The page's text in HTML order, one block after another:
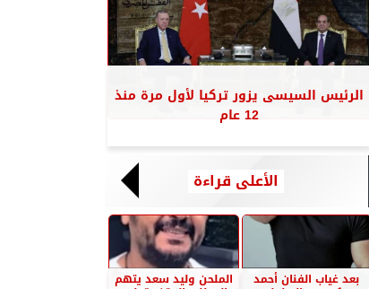
الرئيس السيسى يزور تركيا لأول مرة منذ
12 عام
الأعلى قراءة
بعد غياب الفنان أحمد الملحن وليد سعد يتهم